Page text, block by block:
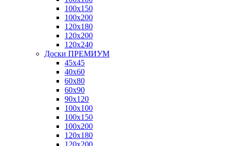
100x150
100x200
120x180
120x200
120x240
Доски ПРЕМИУМ
45x45
40x60
60x80
60x90
90x120
100x100
100x150
100x200
120x180
120x200